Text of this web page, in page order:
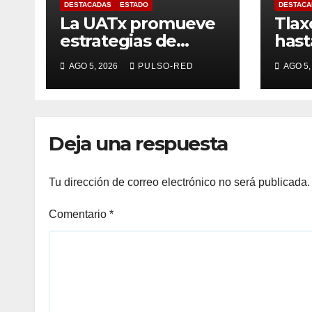
DESTACADAS ESTADO
La UATx promueve
estrategias de
enseñanza
centradas en el
contexto de sus
AGO 5, 2026 PULSO-RED
deAGO
Deja una respuesta
Tu dirección de correo electrónico no será publicada.
Comentario *